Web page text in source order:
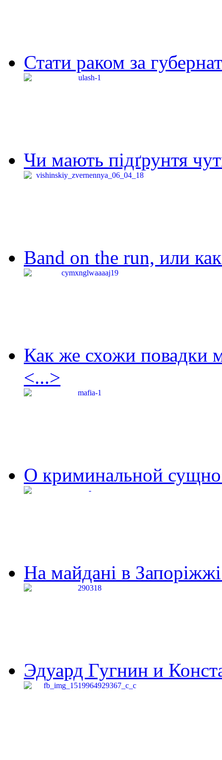
Стати раком за
Чи мають підґрунтя
Band on the run, или
Как же схожи повадки
<...>
О криминальной
На майдані в
Эдуард Гугнин и